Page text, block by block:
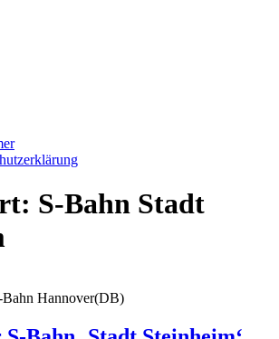
S-Bahn Stadt
Hannover(DB)